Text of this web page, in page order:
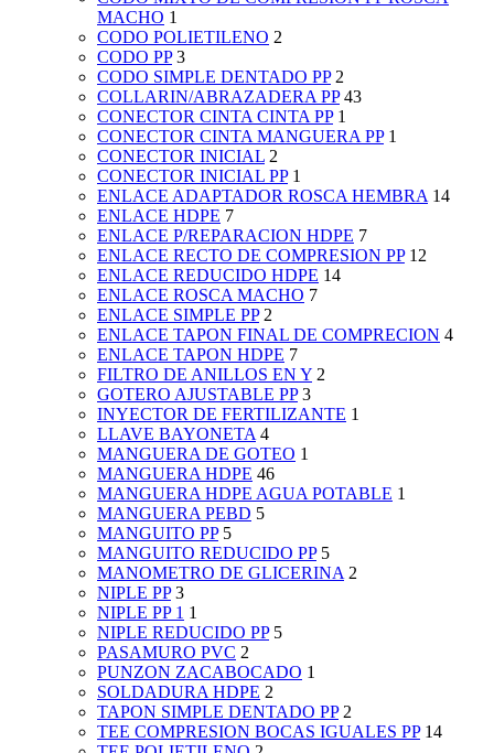
MACHO 1
CODO POLIETILENO 2
CODO PP 3
CODO SIMPLE DENTADO PP 2
COLLARIN/ABRAZADERA PP 43
CONECTOR CINTA CINTA PP 1
CONECTOR CINTA MANGUERA PP 1
CONECTOR INICIAL 2
CONECTOR INICIAL PP 1
ENLACE ADAPTADOR ROSCA HEMBRA 14
ENLACE HDPE 7
ENLACE P/REPARACION HDPE 7
ENLACE RECTO DE COMPRESION PP 12
ENLACE REDUCIDO HDPE 14
ENLACE ROSCA MACHO 7
ENLACE SIMPLE PP 2
ENLACE TAPON FINAL DE COMPRECION 4
ENLACE TAPON HDPE 7
FILTRO DE ANILLOS EN Y 2
GOTERO AJUSTABLE PP 3
INYECTOR DE FERTILIZANTE 1
LLAVE BAYONETA 4
MANGUERA DE GOTEO 1
MANGUERA HDPE 46
MANGUERA HDPE AGUA POTABLE 1
MANGUERA PEBD 5
MANGUITO PP 5
MANGUITO REDUCIDO PP 5
MANOMETRO DE GLICERINA 2
NIPLE PP 3
NIPLE PP 1 1
NIPLE REDUCIDO PP 5
PASAMURO PVC 2
PUNZON ZACABOCADO 1
SOLDADURA HDPE 2
TAPON SIMPLE DENTADO PP 2
TEE COMPRESION BOCAS IGUALES PP 14